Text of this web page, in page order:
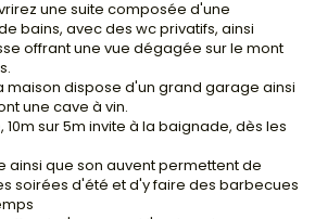
une suite composée d'une
bains, avec des wc privatifs, ainsi
offrant une vue dégagée sur le mont
maison dispose d'un grand garage ainsi
une cave à vin.
10m sur 5m invite à la baignade, dès les
ainsi que son auvent permettent de
soirées d'été et d'y faire des barbecues